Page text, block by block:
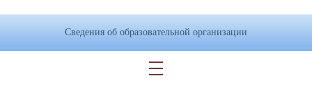
Сведения об образовательной организации